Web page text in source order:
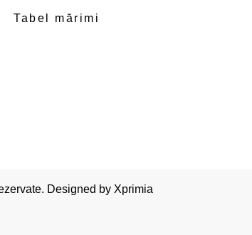
Tabel mărimi
Designed by Xprimia